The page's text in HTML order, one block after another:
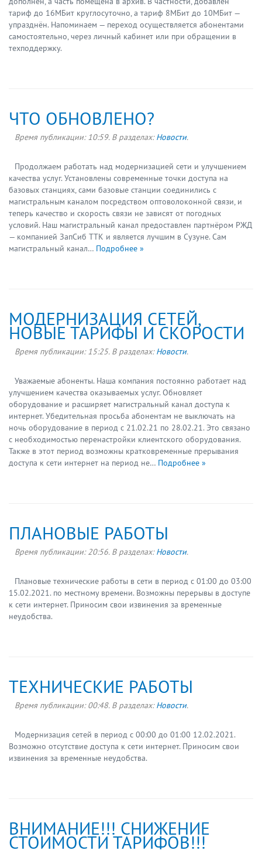
тариф до 16МБит круглосуточно, а тариф 8МБит до 10МБит —
упразднён. Напоминаем — переход осуществляется абонентами
самостоятельно, через личный кабинет или при обращении в
техподдержку.
ЧТО ОБНОВЛЕНО?
Время публикации:10:59. В разделах:Новости.
Продолжаем работать над модернизацией сети и улучшением
качества услуг. Установлены современные точки доступа на
базовых станциях, сами базовые станции соединились с
магистральным каналом посредством оптоволоконной связи, и
теперь качество и скорость связи не зависят от погодных
условий. Наш магистральный канал предоставлен партнёром РЖД
— компанией ЗапСиб ТТК и является лучшим в Сузуне. Сам
магистральный канал… Подробнее »
МОДЕРНИЗАЦИЯ СЕТЕЙ,
НОВЫЕ ТАРИФЫ И СКОРОСТИ
Время публикации:15:25. В разделах:Новости.
Уважаемые абоненты. Наша компания постоянно работает над
улучшением качества оказываемых услуг. Обновляет
оборудование и расширяет магистральный канал доступа к
интернет. Убедительная просьба абонентам не выключать на
ночь оборудование в период с 21.02.21 по 28.02.21. Это связано
с необходимостью перенастройки клиентского оборудования.
Также в этот период возможны кратковременные прерывания
доступа к сети интернет на период не… Подробнее »
ПЛАНОВЫЕ РАБОТЫ
Время публикации:20:56. В разделах:Новости.
Плановые технические работы в сети в период с 01:00 до 03:00
15.02.2021. по местному времени. Возможны перерывы в доступе
к сети интернет. Приносим свои извинения за временные
неудобства.
ТЕХНИЧЕСКИЕ РАБОТЫ
Время публикации:00:48. В разделах:Новости.
Модернизация сетей в период с 00:00 до 01:00 12.02.2021.
Возможно отсутствие доступа к сети интернет. Приносим свои
извинения за временные неудобства.
ВНИМАНИЕ!!! СНИЖЕНИЕ
СТОИМОСТИ ТАРИФОВ!!!